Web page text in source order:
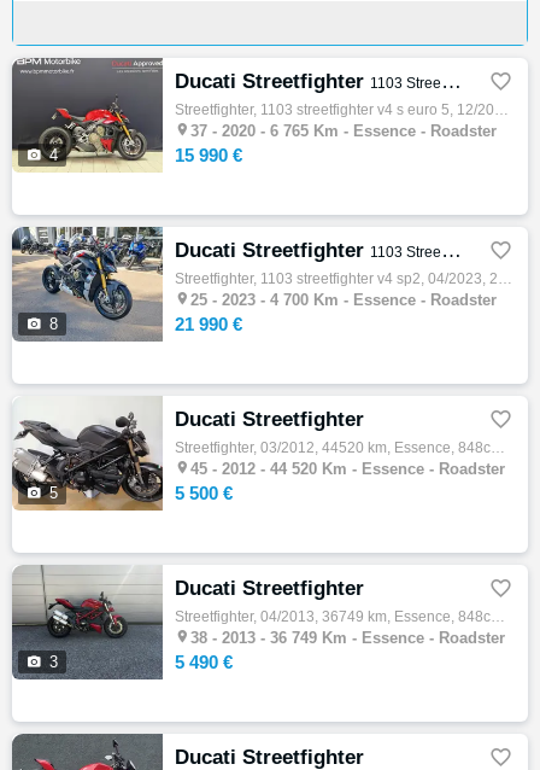
 4
Ducati Streetfighter 1103 Streetfighter V4 S Euro 5 
Streetfighter, 1103 streetfighter v4 s euro 5, 12/2020, 208ch, 10cv, 6765 km, Essence, 1103cm³, Couleur rouge, 15990 € Equipements : ABS|Am…
 37 - 2020 - 6 765 Km - Essence - Roadster
15 990 €
 8
Ducati Streetfighter 1103 Streetfighter V4 SP2 
Streetfighter, 1103 streetfighter v4 sp2, 04/2023, 208ch, 10cv, 4700 km, Essence, 1103cm³, Garantie 12 mois, 21990 € Equipements : Winter T…
 25 - 2023 - 4 700 Km - Essence - Roadster
21 990 €
 5
Ducati Streetfighter 
Streetfighter, 03/2012, 44520 km, Essence, 848cm³, Couleur noir, 5500 € Equipements : DUCATI HYPERMOTARD 939 OCCASION ENTRETIEN A JOUR ET C…
 45 - 2012 - 44 520 Km - Essence - Roadster
5 500 €
 3
Ducati Streetfighter 
Streetfighter, 04/2013, 36749 km, Essence, 848cm³, Couleur rouge, 5490 € Equipements : Ducati 848 StreetFighter Très bon état 38749Kms Entr…
 38 - 2013 - 36 749 Km - Essence - Roadster
5 490 €
Ducati Streetfighter 